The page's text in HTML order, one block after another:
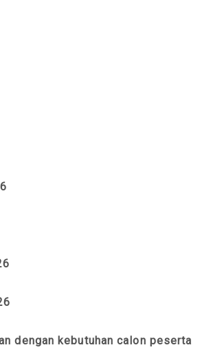
dengan kebutuhan calon peserta